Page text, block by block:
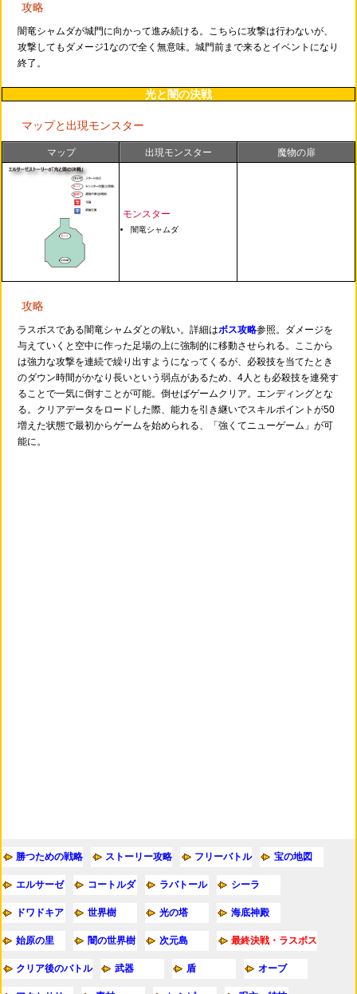
攻略
闇竜シャムダが城門に向かって進み続ける。こちらに攻撃は行わないが、
攻撃してもダメージ1なので全く無意味。城門前まで来るとイベントになり
終了。
光と闇の決戦
マップと出現モンスター
マップ 出現モンスター 魔物の扉
モンスター
闇竜シャムダ
攻略
ラスボスである闇竜シャムダとの戦い。詳細はボス攻略参照。ダメージを
与えていくと空中に作った足場の上に強制的に移動させられる。ここから
は強力な攻撃を連続で繰り出すようになってくるが、必殺技を当てたとき
のダウン時間がかなり長いという弱点があるため、4人とも必殺技を連発す
ることで一気に倒すことが可能。倒せばゲームクリア。エンディングとな
る。クリアデータをロードした際、能力を引き継いでスキルポイントが50
増えた状態で最初からゲームを始められる、「強くてニューゲーム」が可
能に。
勝つための戦略 ストーリー攻略 フリーバトル 宝の地図
エルサーゼ コートルダ ラバトール シーラ
ドワドキア 世界樹 光の塔 海底神殿
始原の里 闇の世界樹 次元島 最終決戦・ラスボス
クリア後のバトル 武器 盾 オーブ